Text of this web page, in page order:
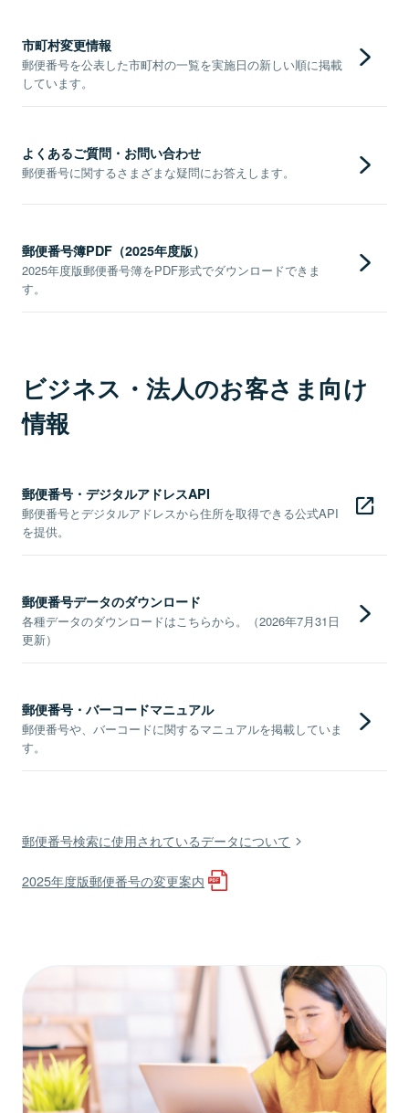
市町村変更情報
郵便番号を公表した市町村の一覧を実施日の新しい順に掲載
しています。
よくあるご質問・お問い合わせ
郵便番号に関するさまざまな疑問にお答えします。
郵便番号簿PDF（2025年度版）
2025年度版郵便番号簿をPDF形式でダウンロードできま
す。
ビジネス・法人のお客さま向け
情報
郵便番号・デジタルアドレスAPI
郵便番号とデジタルアドレスから住所を取得できる公式API
を提供。
郵便番号データのダウンロード
各種データのダウンロードはこちらから。（2026年7月31日
更新）
郵便番号・バーコードマニュアル
郵便番号や、バーコードに関するマニュアルを掲載していま
す。
郵便番号検索に使用されているデータについて
2025年度版郵便番号の変更案内